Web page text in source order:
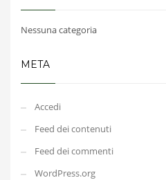
Nessuna categoria
META
Accedi
Feed dei contenuti
Feed dei commenti
WordPress.org